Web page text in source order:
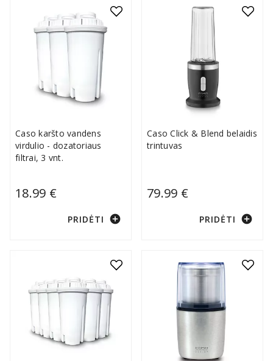
Caso karšto vandens
virdulio - dozatoriaus
filtrai, 3 vnt.
18.99 €
PRIDĖTI add_circle
Caso Click & Blend belaidis
trintuvas
79.99 €
PRIDĖTI add_circle